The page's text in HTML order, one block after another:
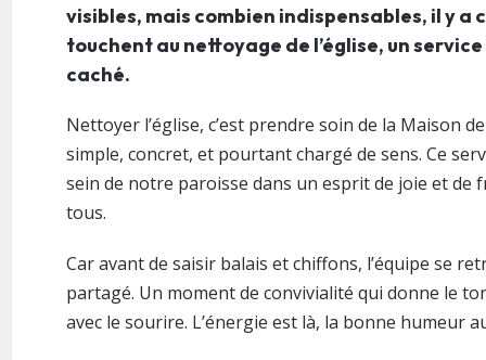
visibles, mais combien indispensables, il y a
touchent au nettoyage de l’église, un
caché.
Nettoyer l’église, c’est prendre soin de la Maison
simple, concret, et pourtant chargé de sens. Ce
sein de notre paroisse dans un esprit de joie et
tous.
Car avant de saisir balais et chiffons, l’équipe se
partagé. Un moment de convivialité qui donne le
avec le sourire. L’énergie est là, la bonne humeur